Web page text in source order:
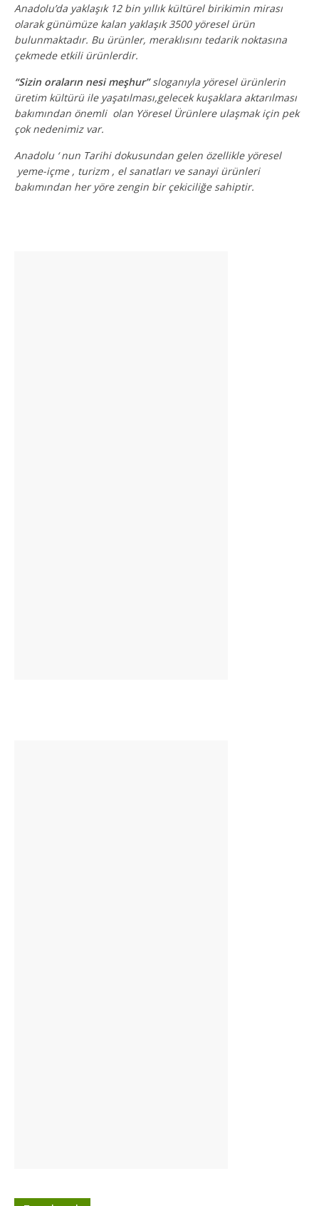
Anadolu’da yaklaşık 12 bin yıllık kültürel birikimin mirası
olarak günümüze kalan yaklaşık 3500 yöresel ürün
bulunmaktadır. Bu ürünler, meraklısını tedarik noktasına
çekmede etkili ürünlerdir.
“Sizin oraların nesi meşhur”sloganıyla yöresel ürünlerin
üretim kültürü ile yaşatılması,gelecek kuşaklara aktarılması
bakımından önemli olan Yöresel Ürünlere ulaşmak için pek
çok nedenimiz var.
Anadolu ‘ nun Tarihi dokusundan gelen özellikle yöresel
yeme-içme , turizm , el sanatları ve sanayi ürünleri
bakımından her yöre zengin bir çekiciliğe sahiptir.